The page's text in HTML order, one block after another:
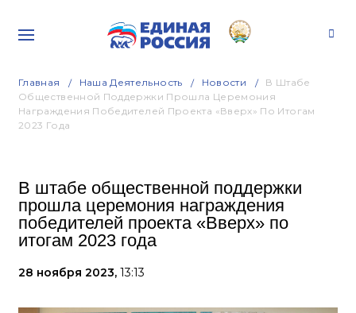
Главная Наша Деятельность Новости
В Штабе
Общественной Поддержки Прошла Церемония
Награждения Победителей Проекта «Вверх» По Итогам
2023 Года
В штабе общественной поддержки
прошла церемония награждения
победителей проекта «Вверх» по
итогам 2023 года
28 ноября 2023, 13:13